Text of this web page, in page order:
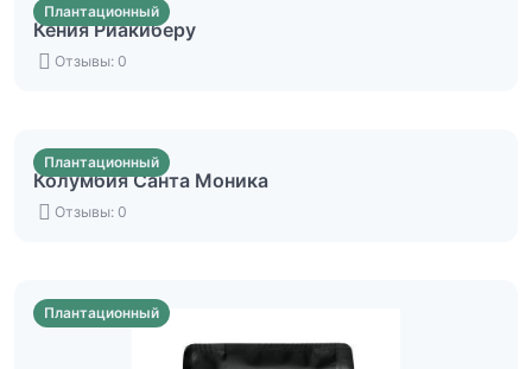
Плантационный
Кения Риакиберу
Отзывы: 0
Плантационный
Колумбия Санта Моника
Отзывы: 0
Плантационный